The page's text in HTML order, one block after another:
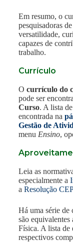
Em resumo, o
pesquisadoras
versatilidade,
capazes de
trabalho.
Currículo
O currículo do
pode ser
Curso. A lista
encontrada na
Gestão de
menu Ensino,
Leia as
especialmente a
a Resolução
Há uma série de
são
Física. A lista de
respectivos